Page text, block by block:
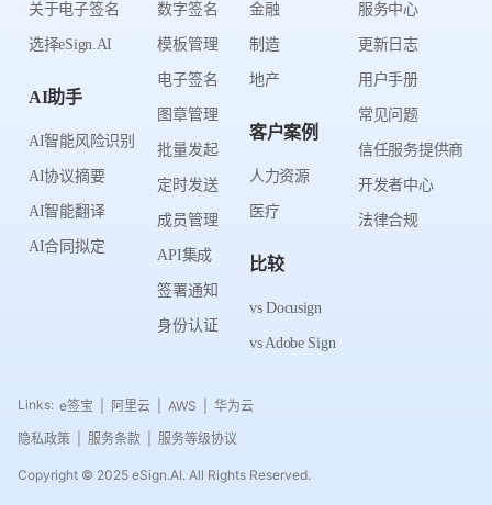
关于电子签名
选择eSign.AI
AI助手
AI智能风险识别
AI协议摘要
AI智能翻译
AI合同拟定
数字签名
模板管理
电子签名
图章管理
批量发起
定时发送
成员管理
API集成
签署通知
身份认证
金融
制造
地产
客户案例
人力资源
医疗
比较
vs Docusign
vs Adobe Sign
服务中心
更新日志
用户手册
常见问题
信任服务提供商
开发者中心
法律合规
Links: e签宝 阿里云 AWS
华为云
隐私政策
服务条款 服务等级协议
Copyright © 2025 eSign.AI. All Rights Reserved.